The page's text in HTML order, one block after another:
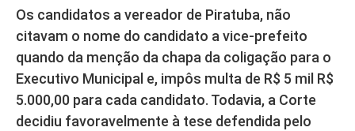
Os candidatos a vereador de Piratuba, não
citavam o nome do candidato a vice-prefeito
quando da menção da chapa da coligação para o
Executivo Municipal e, impôs multa de R$ 5 mil R$
5.000,00 para cada candidato. Todavia, a Corte
decidiu favoravelmente à tese defendida pelo